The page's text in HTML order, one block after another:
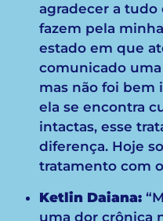
agradecer a tudo
fazem pela
estado em que
comunicado uma
mas não foi bem
ela se encontra
intactas, esse
diferença. Hoje
tratamento com
Ketlin Daiana:
uma dor crônica